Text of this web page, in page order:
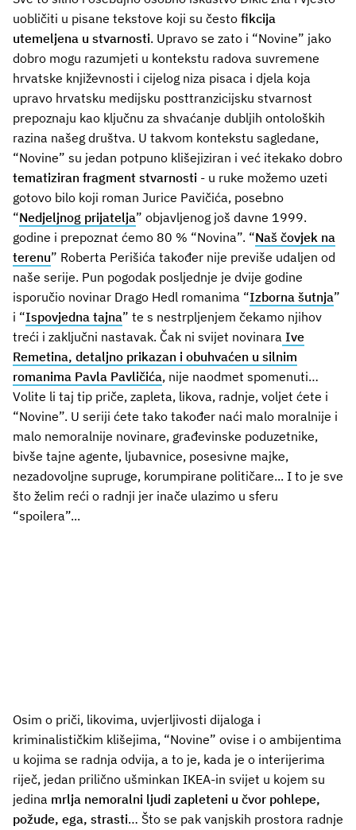
uobličiti u pisane tekstove koji su često fikcija
utemeljena u stvarnosti. Upravo se zato i “Novine” jako
dobro mogu razumjeti u kontekstu radova suvremene
hrvatske književnosti i cijelog niza pisaca i djela koja
upravo hrvatsku medijsku posttranzicijsku stvarnost
prepoznaju kao ključnu za shvaćanje dubljih ontoloških
razina našeg društva. U takvom kontekstu sagledane,
“Novine” su jedan potpuno klišejiziran i već itekako dobro
tematiziran fragment stvarnosti - u ruke možemo uzeti
gotovo bilo koji roman Jurice Pavičića, posebno
“Nedjeljnog prijatelja” objavljenog još davne 1999.
godine i prepoznat ćemo 80 % “Novina”. “Naš čovjek na
terenu” Roberta Perišića također nije previše udaljen od
naše serije. Pun pogodak posljednje je dvije godine
isporučio novinar Drago Hedl romanima “Izborna šutnja”
i “Ispovjedna tajna” te s nestrpljenjem čekamo njihov
treći i zaključni nastavak. Čak ni svijet novinara Ive
Remetina, detaljno prikazan i obuhvaćen u silnim
romanima Pavla Pavličića, nije naodmet spomenuti…
Volite li taj tip priče, zapleta, likova, radnje, voljet ćete i
“Novine”. U seriji ćete tako također naći malo moralnije i
malo nemoralnije novinare, građevinske poduzetnike,
bivše tajne agente, ljubavnice, posesivne majke,
nezadovoljne supruge, korumpirane političare... I to je sve
što želim reći o radnji jer inače ulazimo u sferu
“spoilera”...
Osim o priči, likovima, uvjerljivosti dijaloga i
kriminalističkim klišejima, “Novine” ovise i o ambijentima
u kojima se radnja odvija, a to je, kada je o interijerima
riječ, jedan prilično ušminkan IKEA-in svijet u kojem su
jedina mrlja nemoralni ljudi zapleteni u čvor pohlepe,
požude, ega, strasti… Što se pak vanjskih prostora radnje